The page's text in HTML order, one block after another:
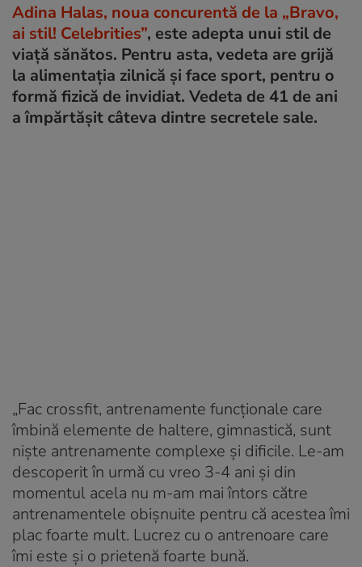
Adina Halas, noua concurentă de la „Bravo,
ai stil! Celebrities”, este adepta unui stil de
viață sănătos. Pentru asta, vedeta are grijă
la alimentația zilnică și face sport, pentru o
formă fizică de invidiat. Vedeta de 41 de ani
a împărtășit câteva dintre secretele sale.
„Fac crossfit, antrenamente funcționale care
îmbină elemente de haltere, gimnastică, sunt
niște antrenamente complexe și dificile. Le-am
descoperit în urmă cu vreo 3-4 ani și din
momentul acela nu m-am mai întors către
antrenamentele obișnuite pentru că acestea îmi
plac foarte mult. Lucrez cu o antrenoare care
îmi este și o prietenă foarte bună.